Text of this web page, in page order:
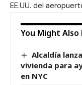
EE.UU. del
You Might Also
Alcaldía
vivienda para
en NYC